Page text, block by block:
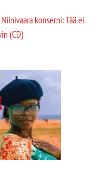
konserni: Tää ei
(CD)